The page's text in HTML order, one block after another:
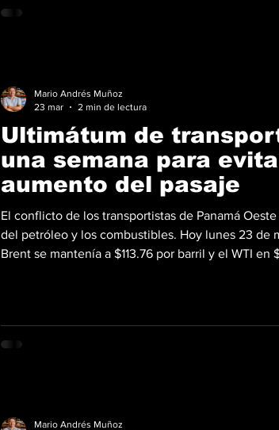
Ultimátum de
una semana para
aumento del pasaje
El conflicto de los transportistas de Panamá
del petróleo y los combustibles. Hoy lunes 23 de
Brent se mantenía a $113.76 por barril y el WTI en
escenario, la ATTT y dirigentes del transporte de
acordaron ins
Mario Andrés Muñoz
23 mar
2 min de lectura
Mario Andrés Muñoz